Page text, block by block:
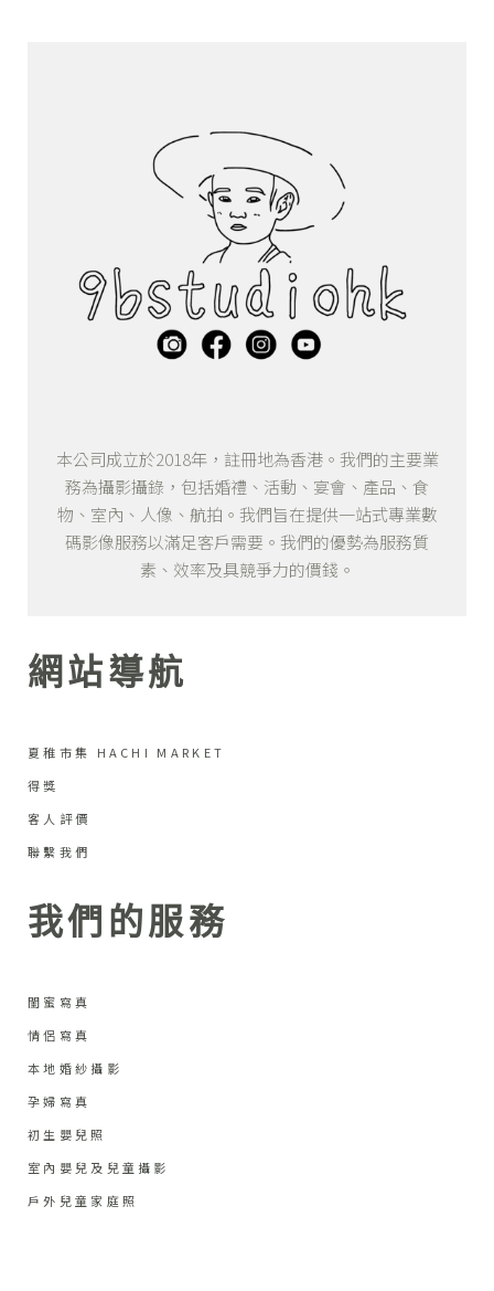
本公司成立於2018年，註冊地為香港。我們的主要業
務為攝影攝錄，包括婚禮、活動、宴會、產品、食
物、室內、人像、航拍。我們旨在提供一站式專業數
碼影像服務以滿足客戶需要。我們的優勢為服務質
素、效率及具競爭力的價錢。
網站導航
夏稚市集 HACHI MARKET
得獎
客人評價
聯繫我們
我們的服務
閨蜜寫真
情侶寫真
本地婚紗攝影
孕婦寫真
初生嬰兒照
室內嬰兒及兒童攝影
戶外兒童家庭照